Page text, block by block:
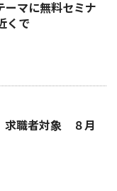
ーマに無料セミナ
くで
求職者対象 ８月